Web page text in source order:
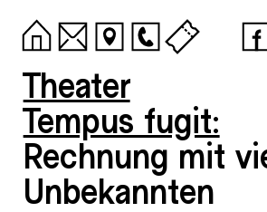
Theater
Tempus fugit:
Rechnung mit
Unbekannten